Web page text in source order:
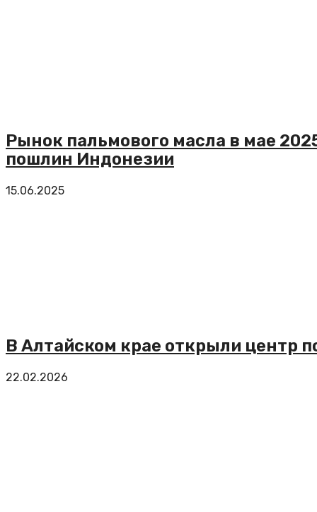
Рынок пальмового масла в мае
пошлин Индонезии
15.06.2025
В Алтайском крае открыли центр
22.02.2026